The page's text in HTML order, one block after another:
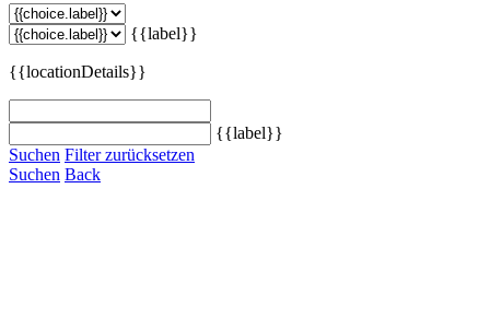
{{label}}
{{locationDetails}}
{{label}}
Suchen Filter zurücksetzen
Suchen Back